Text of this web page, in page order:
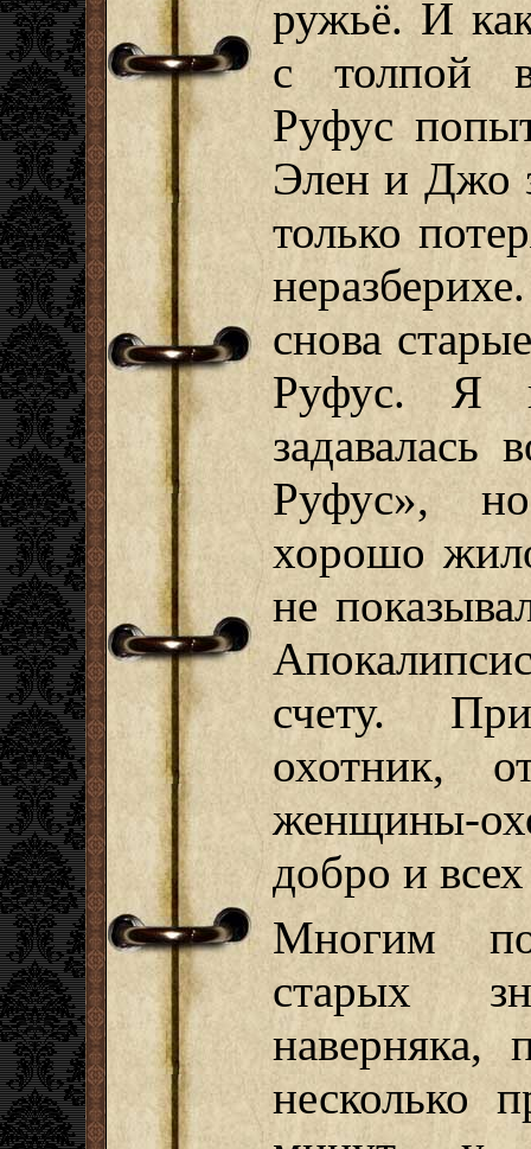
ружьё. И
с толпой
Руфус
Элен и Джо
только
снова
Руфус. Я
задавалась
Руфус»,
хорошо
не
счету.
охотник,
женщины-
добро и
Многим
старых
наверняка,
несколько